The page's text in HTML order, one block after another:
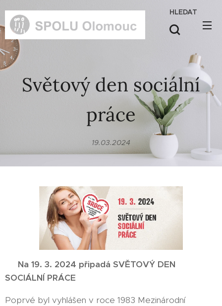
HLEDAT
Světový den sociální
práce
19.03.2024
Na 19. 3. 2024 připadá SVĚTOVÝ DEN
SOCIÁLNÍ PRÁCE
Poprvé byl vyhlášen v roce 1983 Mezinárodní